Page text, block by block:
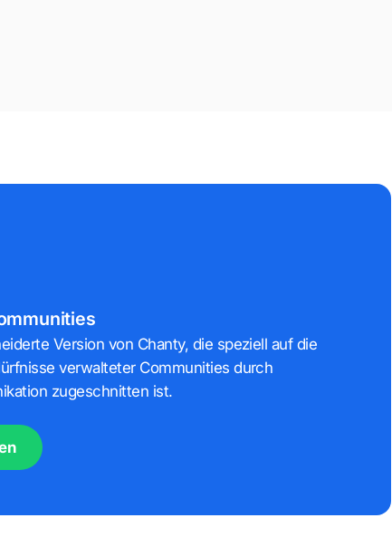
Version von Chanty, die speziell auf die
verwalteter Communities durch
zugeschnitten ist.